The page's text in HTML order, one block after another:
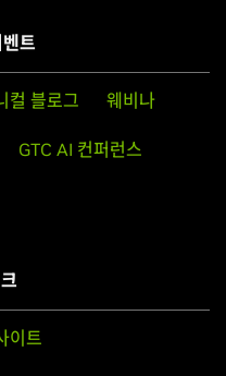
트
컬 블로그 웨비나
GTC AI 컨퍼런스
이트